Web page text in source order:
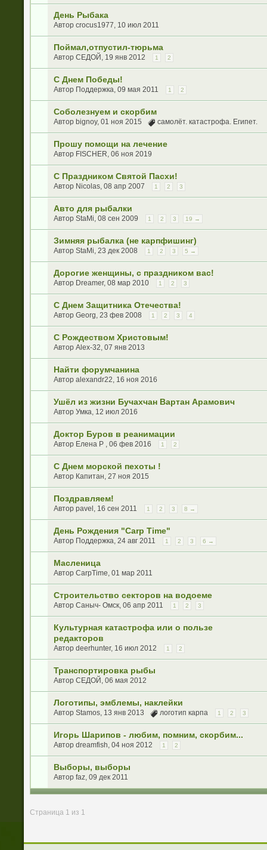
День Рыбака
Автор crocus1977, 10 июл 2011
Поймал,отпустил-тюрьма
Автор СЕДОЙ , 19 янв 2012 1 2
С Днем Победы!
Автор Поддержка, 09 мая 2011 1 2
Соболезнуем и скорбим
Автор bignoy, 01 ноя 2015 самолёт. катастрофа. Египет.
Прошу помощи на лечение
Автор FISCHER, 06 ноя 2019
С Праздником Святой Пасхи!
Автор Nicolas, 08 апр 2007 1 2 3
Авто для рыбалки
Автор StaMi, 08 сен 2009 1 2 3 19 →
Зимняя рыбалка (не карпфишинг)
Автор StaMi, 23 дек 2008 1 2 3 5 →
Дорогие женщины, с праздником вас!
Автор Dreamer, 08 мар 2010 1 2 3
С Днем Защитника Отечества!
Автор Georg, 23 фев 2008 1 2 3 4
С Рождеством Христовым!
Автор Alex-32, 07 янв 2013
Найти форумчанина
Автор alexandr22, 16 ноя 2016
Ушёл из жизни Бучахчан Вартан Арамович
Автор Умка, 12 июл 2016
Доктор Буров в реанимации
Автор Елена Р , 06 фев 2016 1 2
С Днем морской пехоты !
Автор Капитан, 27 ноя 2015
Поздравляем!
Автор рavel , 16 сен 2011 1 2 3 8 →
День Рождения "Carp Time"
Автор Поддержка, 24 авг 2011 1 2 3 6 →
Масленица
Автор CarpTime, 01 мар 2011
Строительство секторов на водоеме
Автор Саныч- Омск, 06 апр 2011 1 2 3
Культурная катастрофа или о пользе
редакторов
Автор deerhunter, 16 июл 2012 1 2
Транспортировка рыбы
Автор СЕДОЙ , 06 мая 2012
Логотипы, эмблемы, наклейки
Автор Stamos, 13 янв 2013 логотип карпа 1 2 3
Игорь Шарипов - любим, помним, скорбим...
Автор dreamfish, 04 ноя 2012 1 2
Выборы, выборы
Автор faz, 09 дек 2011
Страница 1 из 1